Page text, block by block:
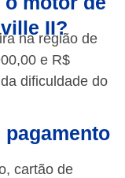
II?
na região de
e R$
dificuldade do
pagamento
cartão de